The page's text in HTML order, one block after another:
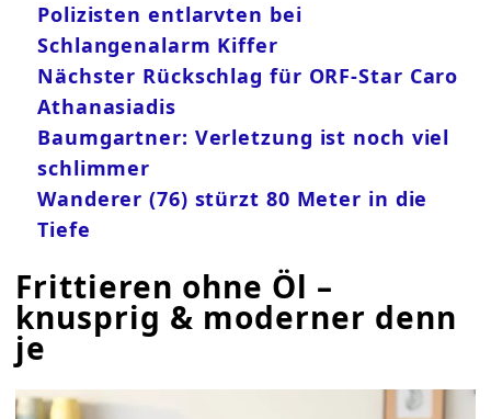
Polizisten entlarvten bei
Schlangenalarm Kiffer
Nächster Rückschlag für ORF-Star Caro
Athanasiadis
Baumgartner: Verletzung ist noch viel
schlimmer
Wanderer (76) stürzt 80 Meter in die
Tiefe
Frittieren ohne Öl –
knusprig & moderner denn
je